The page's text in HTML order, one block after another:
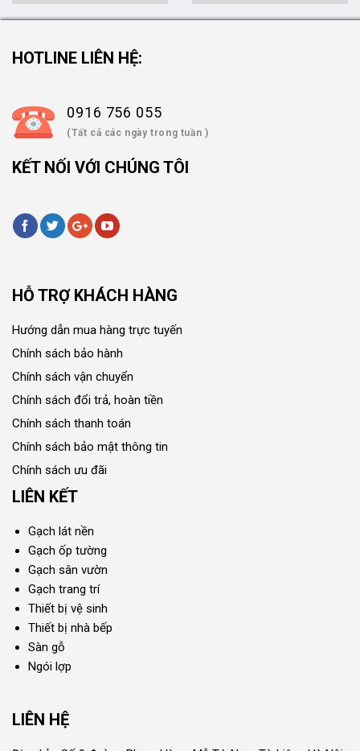
HOTLINE LIÊN HỆ:
0916 756 055
(Tất cả các ngày trong tuần )
KẾT NỐI VỚI CHÚNG TÔI
HỖ TRỢ KHÁCH HÀNG
Hướng dẫn mua hàng trực tuyến
Chính sách bảo hành
Chính sách vận chuyển
Chính sách đổi trả, hoàn tiền
Chính sách thanh toán
Chính sách bảo mật thông tin
Chính sách ưu đãi
LIÊN KẾT
Gạch lát nền
Gạch ốp tường
Gạch sân vườn
Gạch trang trí
Thiết bị vệ sinh
Thiết bị nhà bếp
Sàn gỗ
Ngói lợp
LIÊN HỆ